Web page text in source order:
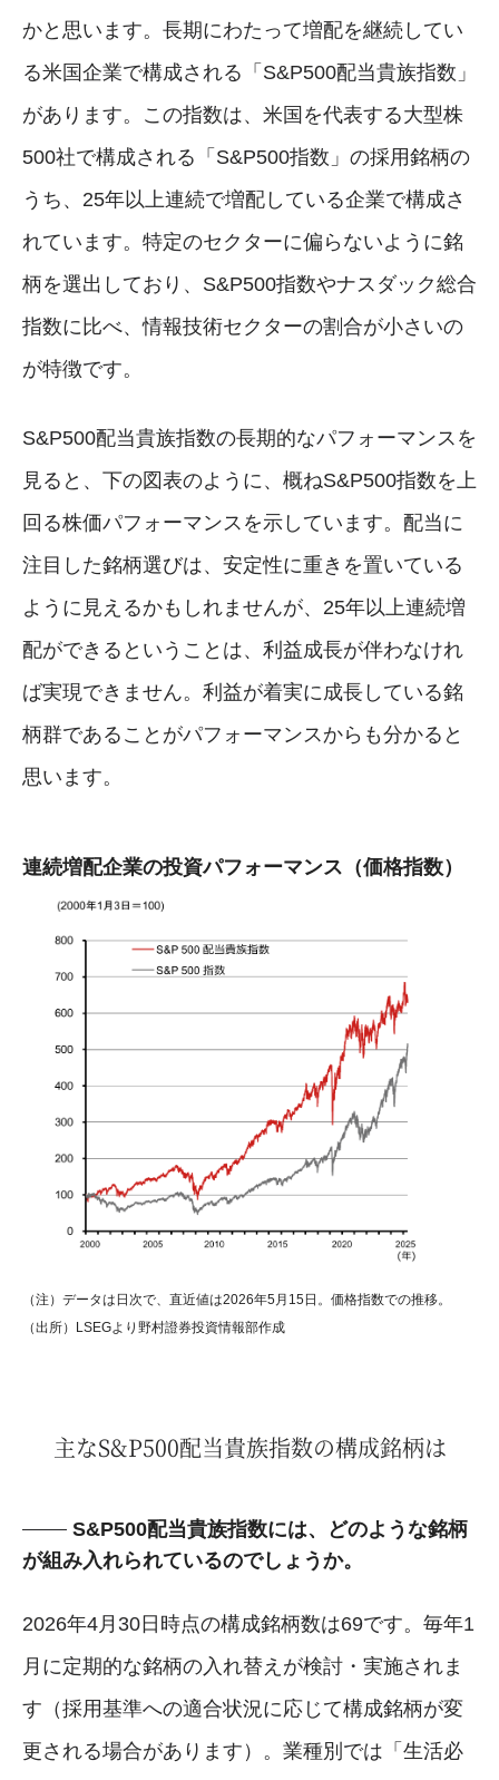
かと思います。長期にわたって増配を継続してい
る米国企業で構成される「S&P500配当貴族指数」
があります。この指数は、米国を代表する大型株
500社で構成される「S&P500指数」の採用銘柄の
うち、25年以上連続で増配している企業で構成さ
れています。特定のセクターに偏らないように銘
柄を選出しており、S&P500指数やナスダック総合
指数に比べ、情報技術セクターの割合が小さいの
が特徴です。
S&P500配当貴族指数の長期的なパフォーマンスを
見ると、下の図表のように、概ねS&P500指数を上
回る株価パフォーマンスを示しています。配当に
注目した銘柄選びは、安定性に重きを置いている
ように見えるかもしれませんが、25年以上連続増
配ができるということは、利益成長が伴わなけれ
ば実現できません。利益が着実に成長している銘
柄群であることがパフォーマンスからも分かると
思います。
連続増配企業の投資パフォーマンス（価格指数）
（注）データは日次で、直近値は2026年5月15日。価格指数での推移。
（出所）LSEGより野村證券投資情報部作成
主なS&P500配当貴族指数の構成銘柄は
S&P500配当貴族指数には、どのような銘柄
が組み入れられているのでしょうか。
2026年4月30日時点の構成銘柄数は69です。毎年1
月に定期的な銘柄の入れ替えが検討・実施されま
す（採用基準への適合状況に応じて構成銘柄が変
更される場合があります）。業種別では「生活必